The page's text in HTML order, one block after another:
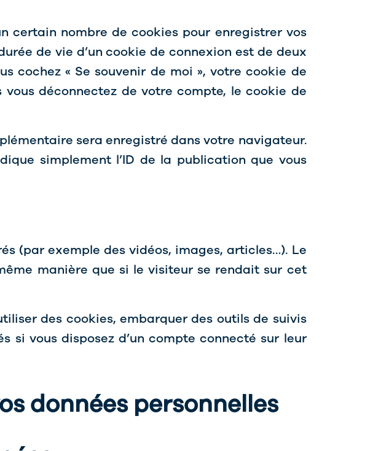
certain nombre de cookies pour enregistrer vos
de vie d’un cookie de connexion est de deux
cochez « Se souvenir de moi », votre cookie de
déconnectez de votre compte, le cookie de
sera enregistré dans votre navigateur.
simplement l’ID de la publication que vous
(par exemple des vidéos, images, articles…). Le
manière que si le visiteur se rendait sur cet
des cookies, embarquer des outils de suivis
si vous disposez d’un compte connecté sur leur
données personnelles